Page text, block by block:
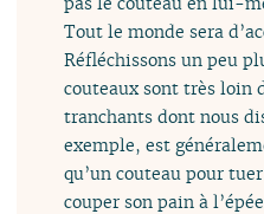
Tout le monde sera
Réfléchissons un peu
couteaux sont très loin
tranchants dont nous
exemple, est
qu’un couteau pour
couper son pain à